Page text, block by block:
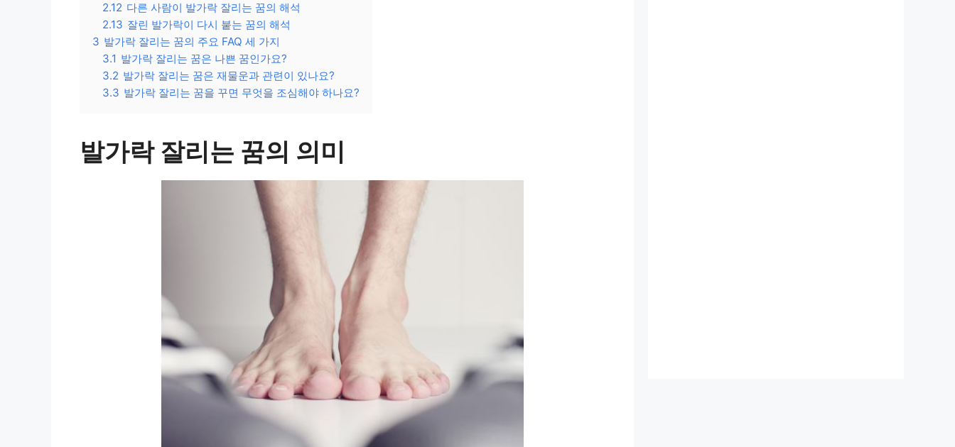
2.12 다른 사람이 발가락 잘리는 꿈의 해석
2.13 잘린 발가락이 다시 붙는 꿈의 해석
3 발가락 잘리는 꿈의 주요 FAQ 세 가지
3.1 발가락 잘리는 꿈은 나쁜 꿈인가요?
3.2 발가락 잘리는 꿈은 재물운과 관련이 있나요?
3.3 발가락 잘리는 꿈을 꾸면 무엇을 조심해야 하나요?
발가락 잘리는 꿈의 의미